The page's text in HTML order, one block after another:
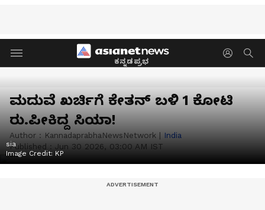
ಕನ್ನಡಪ್ರಭ
ಮದುವೆ ಖರ್ಚಿಗೆ ಕೇತನ್‌ ಬಳಿ 1 ಕೋಟಿ
ರು.ಪೀಕಿದ್ದ ಸಿಯಾ!
Author : KannadaprabhaNewsNetwork | India
Published : Jun 30 2026, 03:00 AM IST
sia
Image Credit: KP